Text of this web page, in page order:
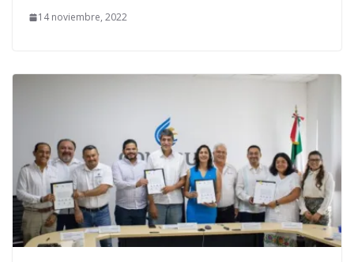
14 noviembre, 2022